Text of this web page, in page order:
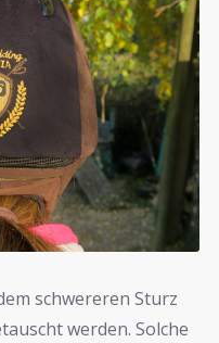
schwereren Sturz
werden. Solche